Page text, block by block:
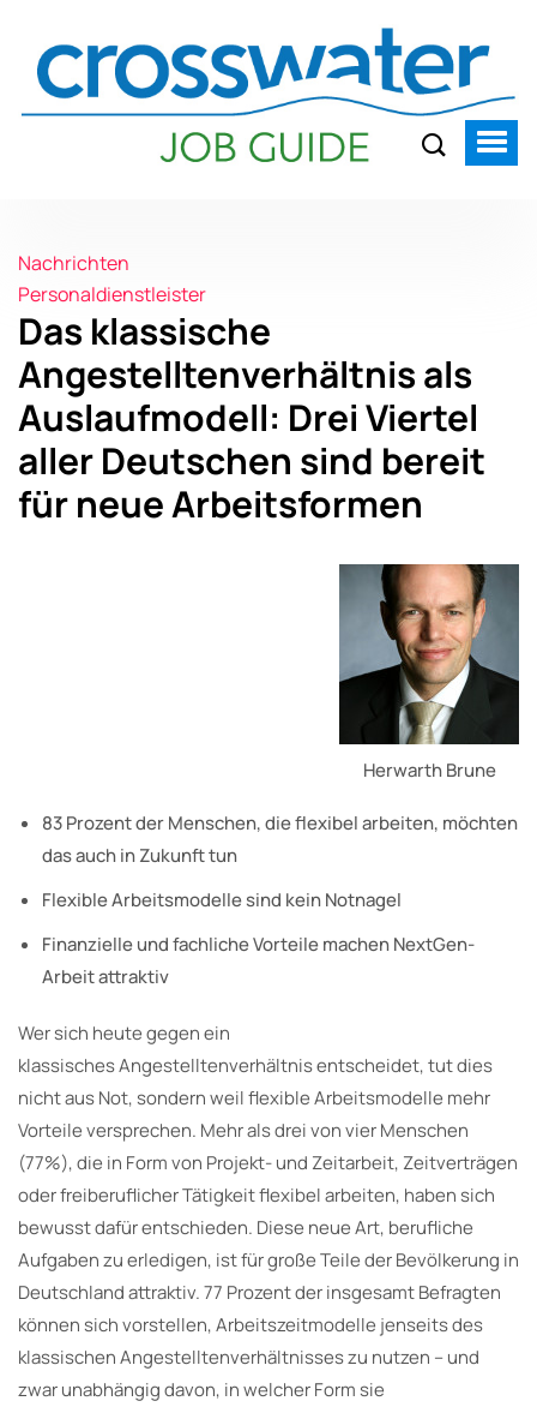
Nachrichten
Personaldienstleister
Das klassische
Angestelltenverhältnis als
Auslaufmodell: Drei Viertel
aller Deutschen sind bereit
für neue Arbeitsformen
Herwarth Brune
83 Prozent der Menschen, die flexibel arbeiten, möchten
das auch in Zukunft tun
Flexible Arbeitsmodelle sind kein Notnagel
Finanzielle und fachliche Vorteile machen NextGen-
Arbeit attraktiv
Wer sich heute gegen ein
klassisches Angestelltenverhältnis entscheidet, tut dies
nicht aus Not, sondern weil flexible Arbeitsmodelle mehr
Vorteile versprechen. Mehr als drei von vier Menschen
(77%), die in Form von Projekt- und Zeitarbeit, Zeitverträgen
oder freiberuflicher Tätigkeit flexibel arbeiten, haben sich
bewusst dafür entschieden. Diese neue Art, berufliche
Aufgaben zu erledigen, ist für große Teile der Bevölkerung in
Deutschland attraktiv. 77 Prozent der insgesamt Befragten
können sich vorstellen, Arbeitszeitmodelle jenseits des
klassischen Angestelltenverhältnisses zu nutzen – und
zwar unabhängig davon, in welcher Form sie